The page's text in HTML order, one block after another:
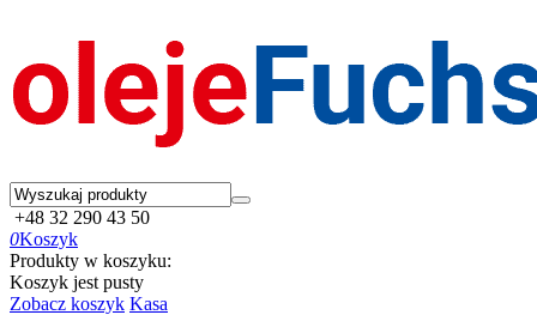
+48 32 290 43 50
0Koszyk
Produkty w koszyku:
Koszyk jest pusty
Zobacz koszyk Kasa